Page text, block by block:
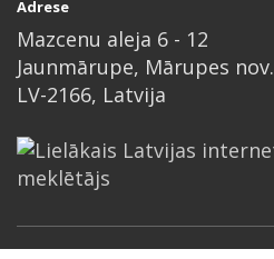
Adrese
Mazcenu aleja 6 - 12
Jaunmārupe, Mārupes nov.
LV-2166, Latvija